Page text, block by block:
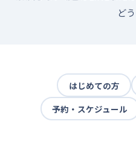
どう
はじめての方
予約・スケジュール